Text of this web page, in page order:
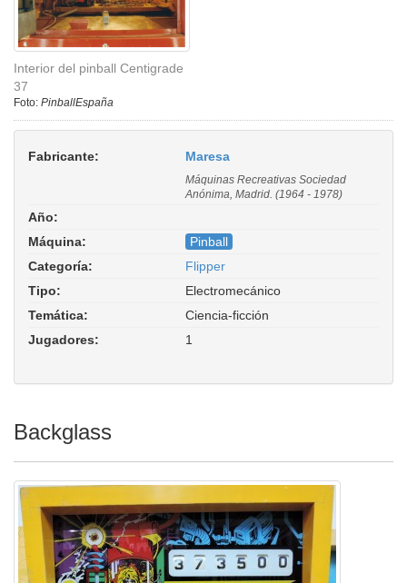
Interior del pinball Centigrade
37
Foto: PinballEspaña
Fabricante: Maresa
Máquinas Recreativas Sociedad
Anónima, Madrid. (1964 - 1978)
Año:
Máquina:
Pinball
Categoría:
Flipper
Tipo:
Electromecánico
Temática:
Ciencia-ficción
Jugadores:
1
Backglass